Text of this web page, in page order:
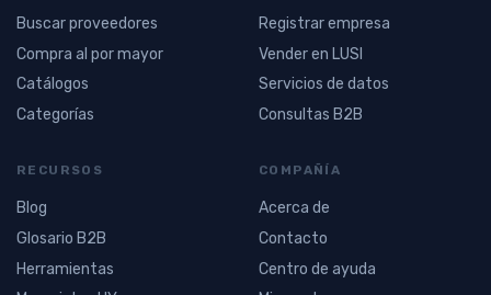
Buscar proveedores
Compra al por mayor
Catálogos
Categorías
Registrar empresa
Vender en LUSI
Servicios de datos
Consultas B2B
RECURSOS
Blog
Glosario B2B
Herramientas
COMPAÑÍA
Acerca de
Contacto
Centro de ayuda